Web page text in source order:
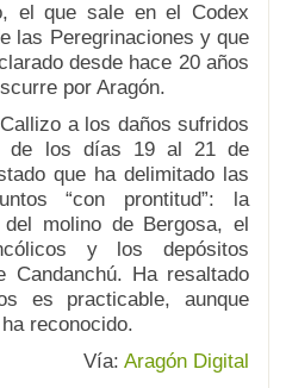
el que sale en el Codex
las Peregrinaciones y que
desde hace 20 años
por Aragón.
a los daños sufridos
de los días 19 al 21 de
que ha delimitado las
“con prontitud”: la
molino de Bergosa, el
y los depósitos
Candanchú. Ha resaltado
es practicable, aunque
reconocido.
Vía: Aragón Digital